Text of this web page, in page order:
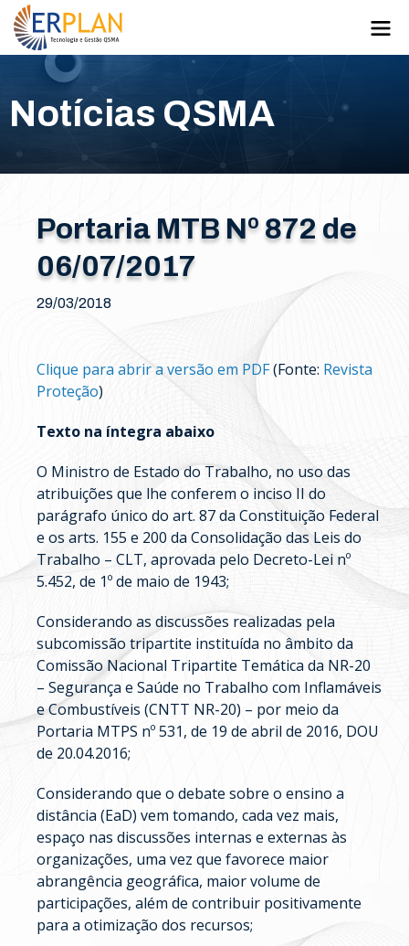
Notícias QSMA
Portaria MTB Nº 872 de
06/07/2017
29/03/2018
Clique para abrir a versão em PDF(Fonte: Revista
Proteção)
Texto na íntegra abaixo
O Ministro de Estado do Trabalho, no uso das
atribuições que lhe conferem o inciso II do
parágrafo único do art. 87 da Constituição Federal
e os arts. 155 e 200 da Consolidação das Leis do
Trabalho – CLT, aprovada pelo Decreto-Lei nº
5.452, de 1º de maio de 1943;
Considerando as discussões realizadas pela
subcomissão tripartite instituída no âmbito da
Comissão Nacional Tripartite Temática da NR-20
– Segurança e Saúde no Trabalho com Inflamáveis
e Combustíveis (CNTT NR-20) – por meio da
Portaria MTPS nº 531, de 19 de abril de 2016, DOU
de 20.04.2016;
Considerando que o debate sobre o ensino a
distância (EaD) vem tomando, cada vez mais,
espaço nas discussões internas e externas às
organizações, uma vez que favorece maior
abrangência geográfica, maior volume de
participações, além de contribuir positivamente
para a otimização dos recursos;